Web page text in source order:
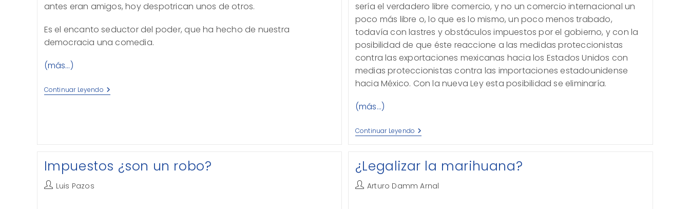
antes eran amigos, hoy despotrican unos de otros.
Es el encanto seductor del poder, que ha hecho de nuestra
democracia una comedia.
(más…)
Continuar LeyendoLa
Torre
sería el verdadero libre comercio, y no un comercio internacional un
poco más libre o, lo que es lo mismo, un poco menos trabado,
todavía con lastres y obstáculos impuestos por el gobierno, y con la
posibilidad de que éste reaccione a las medidas proteccionistas
contra las exportaciones mexicanas hacia los Estados Unidos con
medias proteccionistas contra las importaciones estadounidense
hacia México. Con la nueva Ley esta posibilidad se eliminaría.
(más…)
Continuar Leyendo Nueva
Ley
Exterior
Impuestos ¿son un robo?
AutorLuis Pazos
¿Legalizar la marihuana?
AutorArturo Damm Arnal